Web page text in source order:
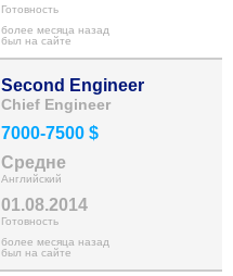
Готовность
более месяца назад
был на сайте
Second Engineer
Chief Engineer
7000-7500 $
Средне
Английский
01.08.2014
Готовность
более месяца назад
был на сайте